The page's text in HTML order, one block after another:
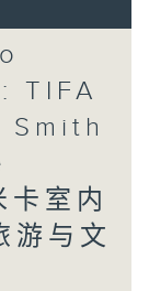
TIFA
Smith
室内
游与文